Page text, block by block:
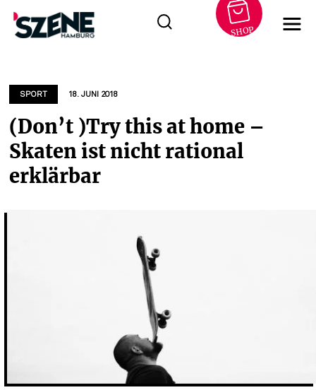
springen
SHOP
SPORT 18. JUNI 2018
(Don’t )Try this at home –
Skaten ist nicht rational
erklärbar